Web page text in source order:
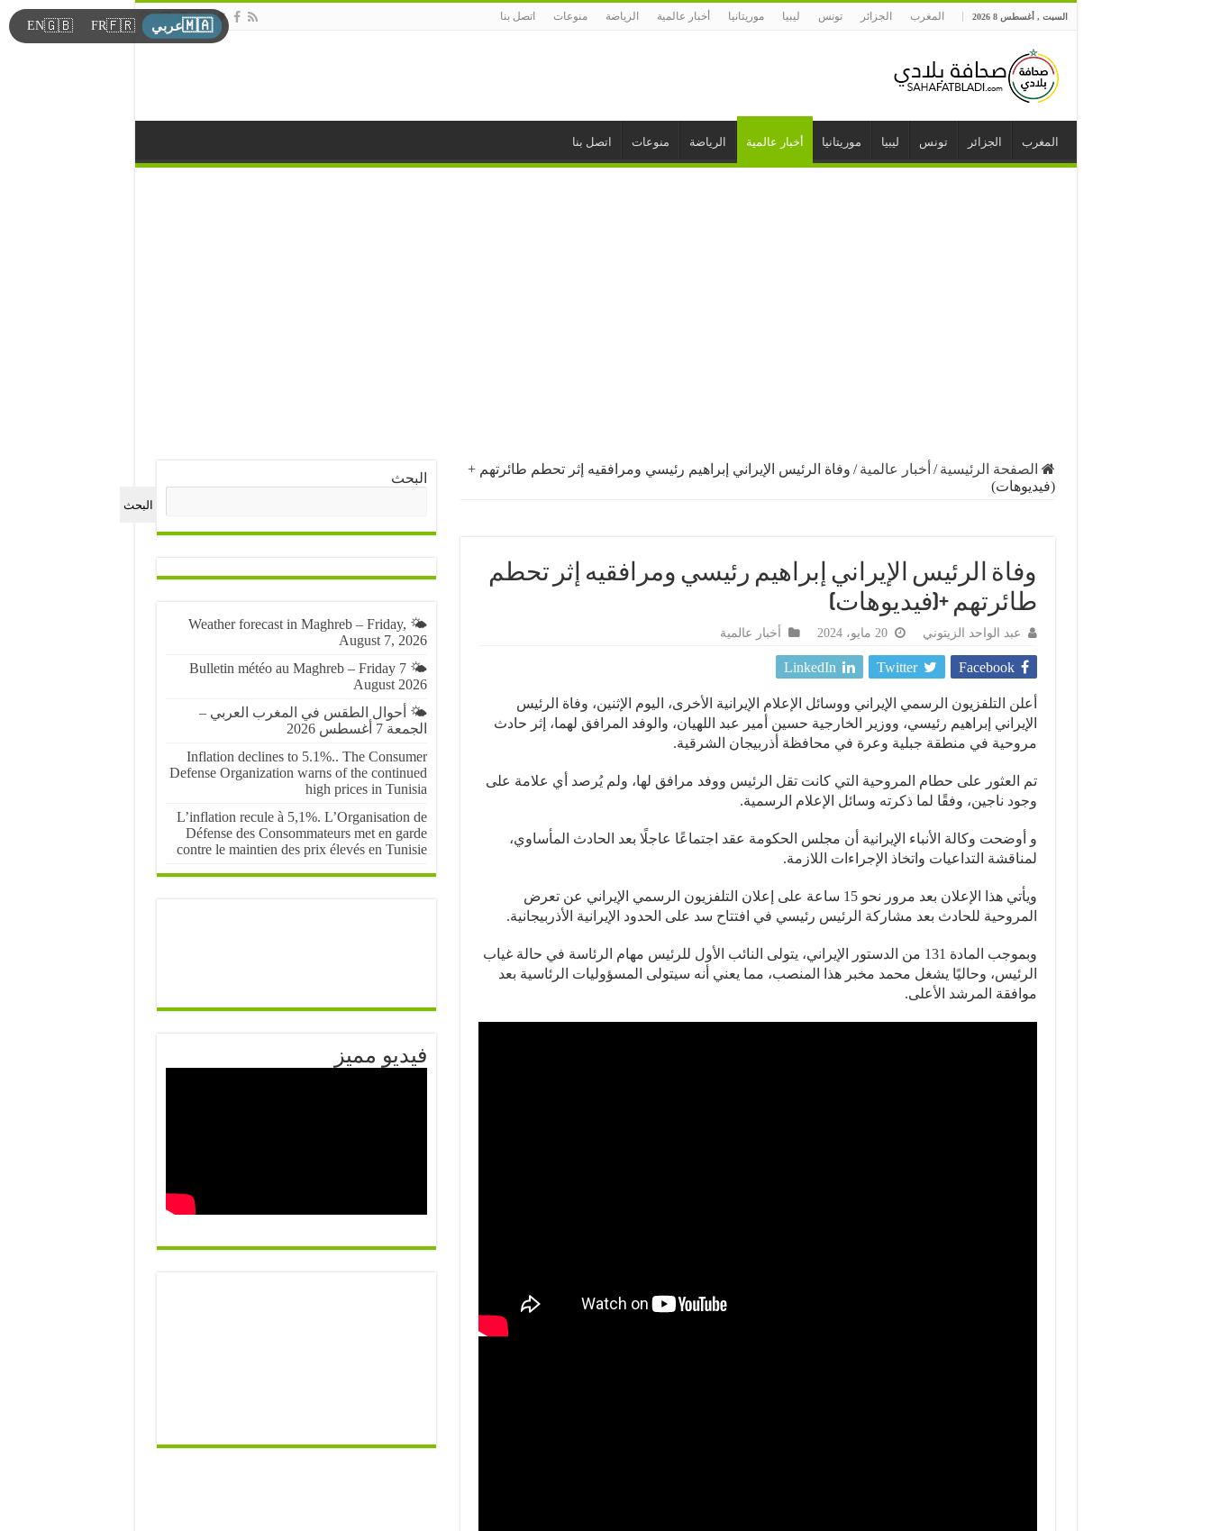
السبت , أغسطس 8 2026 المغرب الجزائر تونس ليبيا موريتانيا أخبار عالمية الرياضة منوعات اتصل بنا
المغرب الجزائر تونس ليبيا موريتانيا أخبار عالمية الرياضة منوعات اتصل بنا
الصفحة الرئيسية / أخبار عالمية / وفاة الرئيس الإيراني إبراهيم رئيسي ومرافقيه إثر تحطم طائرتهم +
(فيديوهات)
وفاة الرئيس الإيراني إبراهيم رئيسي ومرافقيه إثر تحطم
طائرتهم +(فيديوهات)
عبد الواحد الزيتوني 20 مايو، 2024 أخبار عالمية
Facebook
Twitter
LinkedIn
أعلن التلفزيون الرسمي الإيراني ووسائل الإعلام الإيرانية الأخرى، اليوم الإثنين، وفاة الرئيس
الإيراني إبراهيم رئيسي، ووزير الخارجية حسين أمير عبد اللهيان، والوفد المرافق لهما، إثر حادث
مروحية في منطقة جبلية وعرة في محافظة أذربيجان الشرقية.
تم العثور على حطام المروحية التي كانت تقل الرئيس ووفد مرافق لها، ولم يُرصد أي علامة على
وجود ناجين، وفقًا لما ذكرته وسائل الإعلام الرسمية.
و أوضحت وكالة الأنباء الإيرانية أن مجلس الحكومة عقد اجتماعًا عاجلًا بعد الحادث المأساوي،
لمناقشة التداعيات واتخاذ الإجراءات اللازمة.
ويأتي هذا الإعلان بعد مرور نحو 15 ساعة على إعلان التلفزيون الرسمي الإيراني عن تعرض
المروحية للحادث بعد مشاركة الرئيس رئيسي في افتتاح سد على الحدود الإيرانية الأذربيجانية.
وبموجب المادة 131 من الدستور الإيراني، يتولى النائب الأول للرئيس مهام الرئاسة في حالة غياب
الرئيس، وحاليًا يشغل محمد مخبر هذا المنصب، مما يعني أنه سيتولى المسؤوليات الرئاسية بعد
موافقة المرشد الأعلى.
البحث
البحث
🌤️ Weather forecast in Maghreb – Friday,
August 7, 2026
🌤️ Bulletin météo au Maghreb – Friday 7
August 2026
🌤️ أحوال الطقس في المغرب العربي –
الجمعة 7 أغسطس 2026
Inflation declines to 5.1%.. The Consumer
Defense Organization warns of the continued
high prices in Tunisia
L’inflation recule à 5,1%. L’Organisation de
Défense des Consommateurs met en garde
contre le maintien des prix élevés en Tunisie
فيديو مميز
🇲🇦عربي 🇫🇷
FR
🇬🇧
EN